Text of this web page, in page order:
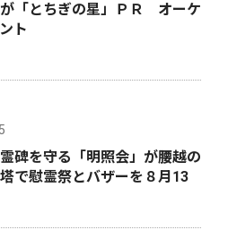
が「とちぎの星」ＰＲ オーケ
ト
碑を守る「明照会」が腰越の
で慰霊祭とバザーを８月13